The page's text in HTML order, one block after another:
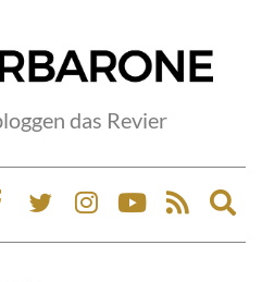
das Revier